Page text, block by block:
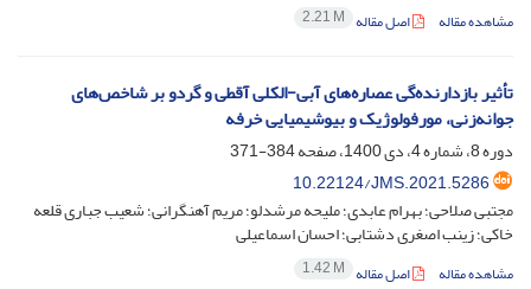
مشاهده مقاله اصل مقاله 2.21 M
تأثیر بازدارنده‌گی عصاره‌های آبی-الکلی آقطی و گردو بر شاخص‌های
جوانه‌زنی، مورفولوژیک و بیوشیمیایی خرفه
دوره 8، شماره 4، دی 1400، صفحه
384-371
10.22124/JMS.2021.5286
مجتبی صلاحی؛ بهرام عابدی؛ ملیحه مرشدلو؛ مریم آهنگرانی؛ شعیب جباری قلعه
خاکی؛ زینب اصغری دشتابی؛ احسان اسماعیلی
مشاهده مقاله اصل مقاله 1.42 M